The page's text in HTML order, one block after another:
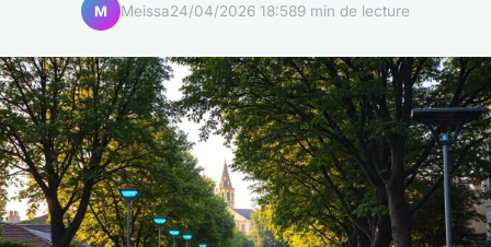
M Meissa24/04/2026 18:589 min de lecture